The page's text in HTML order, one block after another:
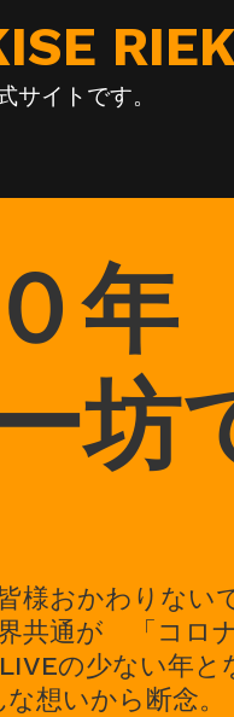
イトです。
坊
おかわりない
共通が 「コロナ
の少ない年と
想いから断念。